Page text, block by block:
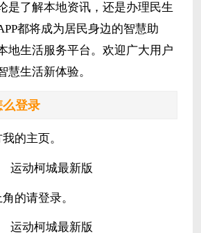
是了解本地资讯，还是办理民生
都将成为居民身边的智慧助
地生活服务平台。欢迎广大用户
慧生活新体验。
登录
的主页。
的请登录。